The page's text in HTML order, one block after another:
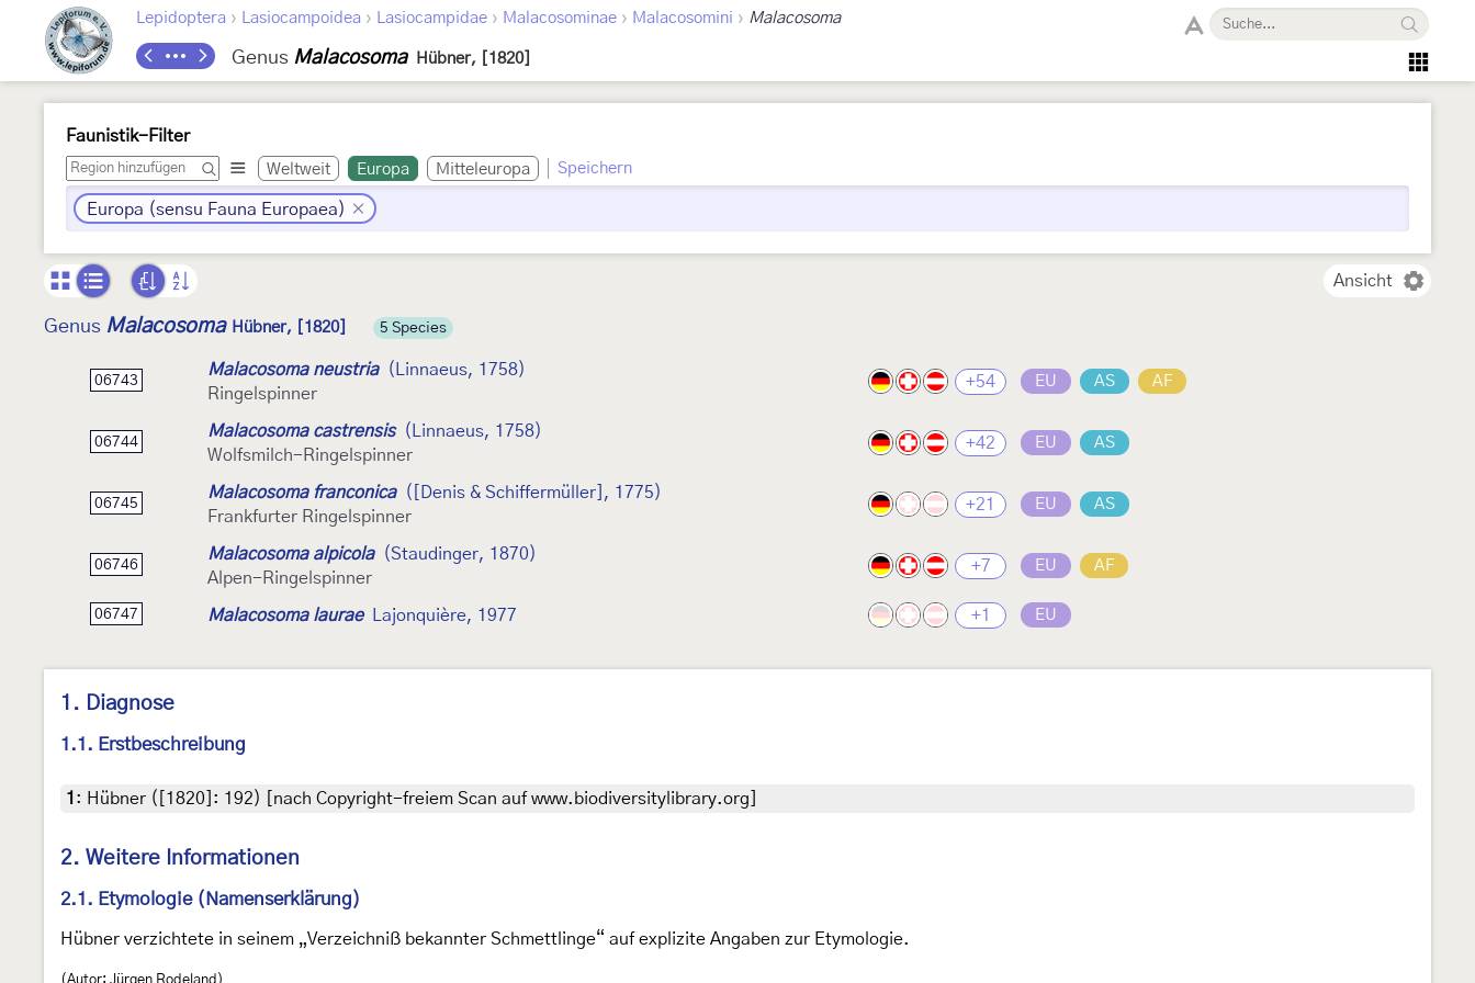
Lepidoptera › Lasiocampoidea › Lasiocampidae › Malacosominae › Malacosomini › Malacosoma
Genus Malacosoma Hübner, [1820]
Faunistik-Filter
Weltweit Europa Mitteleuropa Speichern
Europa (sensu Fauna Europaea)
Ansicht
Genus Malacosoma Hübner, [1820] 5 Species
06743
Malacosoma neustria
(Linnaeus, 1758)
Ringelspinner
+54 EU AS AF
06744
Malacosoma castrensis
(Linnaeus, 1758)
Wolfsmilch-Ringelspinner
+42 EU AS
06745
Malacosoma franconica
([Denis & Schiffermüller], 1775)
Frankfurter Ringelspinner
+21 EU AS
06746
Malacosoma alpicola
(Staudinger, 1870)
Alpen-Ringelspinner
+7 EU AF
06747 Malacosoma laurae Lajonquière, 1977 +1 EU
1. Diagnose
1.1. Erstbeschreibung
1 : Hübner ([1820]: 192) [nach Copyright-freiem Scan auf www.biodiversitylibrary.org]
2. Weitere Informationen
2.1. Etymologie (Namenserklärung)
Hübner verzichtete in seinem „Verzeichniß bekannter Schmettlinge“ auf explizite Angaben zur Etymologie.
(Autor: Jürgen Rodeland)